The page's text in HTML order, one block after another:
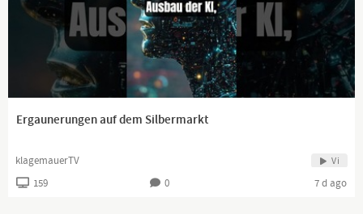
Ergaunerungen auf dem Silbermarkt
klagemauerTV Vi
159 0 7 d ago